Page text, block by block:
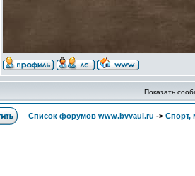
Показать
Список форумов www.bvvaul.ru -> Спорт,